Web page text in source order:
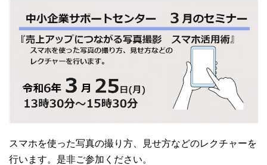
スマホを使った写真の撮り方、見せ方などのレクチャーを
行います。是非ご参加ください。